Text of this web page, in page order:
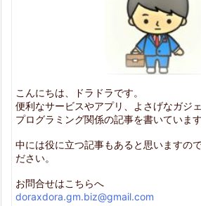
こんにちは、ドラドラです。
便利なサービスやアプリ、よさげなガジ
プログラミング関係の記事を書いています
中には役に立つ記事もあると思いますの
ださい。
お問合せはこちらへ
doraxdora.gm.biz@gmail.com